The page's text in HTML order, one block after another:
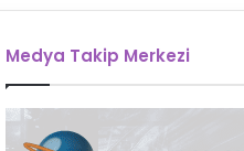
Medya Takip Merkezi